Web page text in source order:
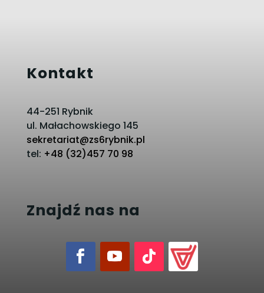
Kontakt
44-251 Rybnik
ul. Małachowskiego 145
sekretariat@zs6rybnik.pl
tel: +48 (32)457 70 98
Znajdź nas na